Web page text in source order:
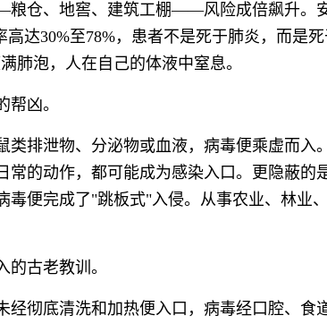
仓、地窖、建筑工棚——风险成倍飙升。
达30%至78%，患者不是死于肺炎，而是
泡，人在自己的体液中窒息。
凶。
排泄物、分泌物或血液，病毒便乘虚而入
的动作，都可能成为感染入口。更隐蔽的
毒便完成了"跳板式"入侵。从事农业、林业
古老教训。
经彻底清洗和加热便入口，病毒经口腔、食